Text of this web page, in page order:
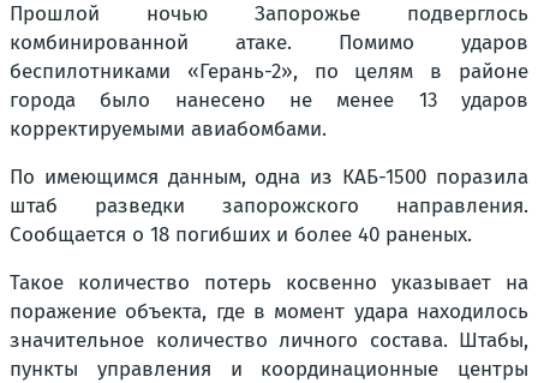
Прошлой ночью Запорожье подверглось
комбинированной атаке. Помимо ударов
беспилотниками «Герань-2», по целям в районе
города было нанесено не менее 13 ударов
корректируемыми авиабомбами.
По имеющимся данным, одна из КАБ-1500 поразила
штаб разведки запорожского направления.
Сообщается о 18 погибших и более 40 раненых.
Такое количество потерь косвенно указывает на
поражение объекта, где в момент удара находилось
значительное количество личного состава. Штабы,
пункты управления и координационные центры